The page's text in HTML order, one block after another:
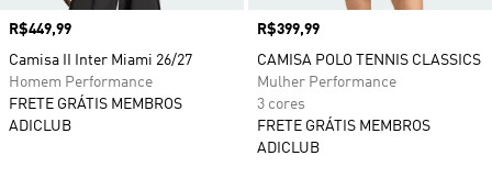
Preço
R$449,99
Camisa II Inter Miami 26/27
Homem Performance
FRETE GRÁTIS MEMBROS
ADICLUB
Preço
R$399,99
CAMISA POLO TENNIS CLASSICS
Mulher Performance
3 cores
FRETE GRÁTIS MEMBROS
ADICLUB